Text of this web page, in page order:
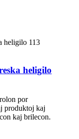
heligilo
por
produktoj kaj
kaj brilecon.